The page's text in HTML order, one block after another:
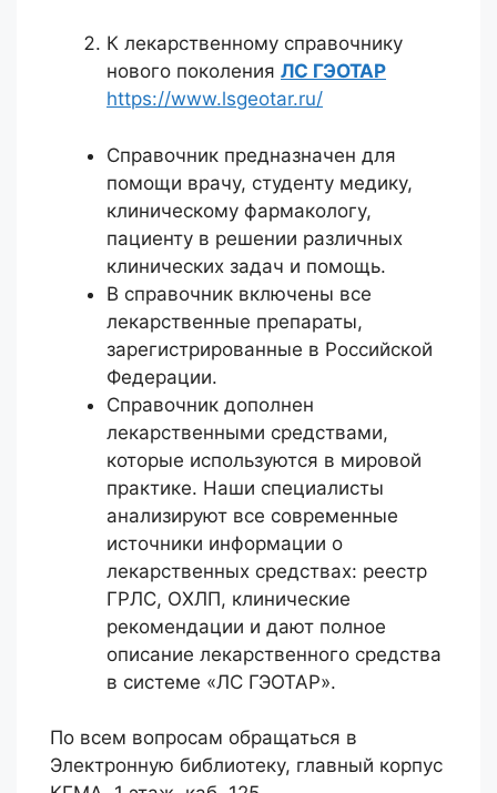
К лекарственному справочнику
нового поколения ЛС ГЭОТАР
https://www.lsgeotar.ru/
Справочник предназначен для
помощи врачу, студенту медику,
клиническому фармакологу,
пациенту в решении различных
клинических задач и помощь.
В справочник включены все
лекарственные препараты,
зарегистрированные в Российской
Федерации.
Справочник дополнен
лекарственными средствами,
которые используются в мировой
практике. Наши специалисты
анализируют все современные
источники информации о
лекарственных средствах: реестр
ГРЛС, ОХЛП, клинические
рекомендации и дают полное
описание лекарственного средства
в системе «ЛС ГЭОТАР».
По всем вопросам обращаться в
Электронную библиотеку, главный корпус